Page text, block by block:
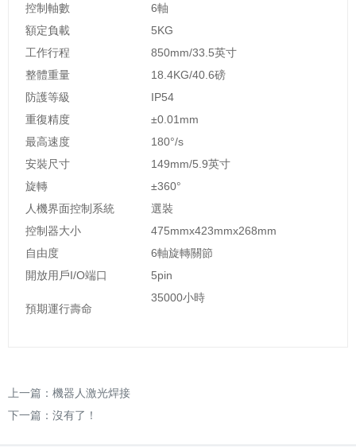
控制軸數
6軸
額定負載
5KG
工作行程
850mm/33.5英寸
整體重量
18.4KG/40.6磅
防護等級
IP54
重復精度
±0.01mm
最高速度
180°/s
安裝尺寸
149mm/5.9英寸
旋轉
±360°
人機界面控制系統
選裝
控制器大小
475mmx423mmx268mm
自由度
6軸旋轉關節
開放用戶I/O端口
5pin
預期運行壽命
35000小時
上一篇： 機器人激光焊接
下一篇：沒有了！